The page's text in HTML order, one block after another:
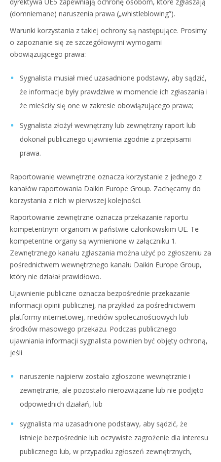
(domniemane) naruszenia prawa („whistleblowing”).
Warunki korzystania z takiej ochrony są następujące. Prosimy
o zapoznanie się ze szczegółowymi wymogami
obowiązującego prawa:
Sygnalista musiał mieć uzasadnione podstawy, aby sądzić,
że informacje były prawdziwe w momencie ich zgłaszania i
że mieściły się one w zakresie obowiązującego prawa;
Sygnalista złożył wewnętrzny lub zewnętrzny raport lub
dokonał publicznego ujawnienia zgodnie z przepisami
prawa.
Raportowanie wewnętrzne oznacza korzystanie z jednego z
kanałów raportowania Daikin Europe Group. Zachęcamy do
korzystania z nich w pierwszej kolejności.
Raportowanie zewnętrzne oznacza przekazanie raportu
kompetentnym organom w państwie członkowskim UE. Te
kompetentne organy są wymienione w załączniku 1.
Zewnętrznego kanału zgłaszania można użyć po zgłoszeniu za
pośrednictwem wewnętrznego kanału Daikin Europe Group,
który nie działał prawidłowo.
Ujawnienie publiczne oznacza bezpośrednie przekazanie
informacji opinii publicznej, na przykład za pośrednictwem
platformy internetowej, mediów społecznościowych lub
środków masowego przekazu. Podczas publicznego
ujawniania informacji sygnalista powinien być objęty ochroną,
jeśli
naruszenie najpierw zostało zgłoszone wewnętrznie i
zewnętrznie, ale pozostało nierozwiązane lub nie podjęto
odpowiednich działań, lub
sygnalista ma uzasadnione podstawy, aby sądzić, że
istnieje bezpośrednie lub oczywiste zagrożenie dla interesu
publicznego lub, w przypadku zgłoszeń zewnętrznych,